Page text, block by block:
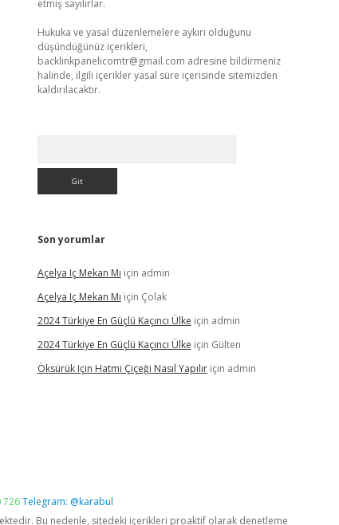
etmiş sayılırlar.
Hukuka ve yasal düzenlemelere aykırı olduğunu
düşündüğünüz içerikleri,
backlinkpanelicomtr@gmail.com adresine bildirmeniz
halinde, ilgili içerikler yasal süre içerisinde sitemizden
kaldırılacaktır.
Son yorumlar
Açelya Iç Mekan Mı için admin
Açelya Iç Mekan Mı için Çolak
2024 Türkiye En Güçlü Kaçıncı Ülke için admin
2024 Türkiye En Güçlü Kaçıncı Ülke için Gülten
Öksürük Için Hatmi Çiçeği Nasıl Yapılıriçin admin
726Telegram: @karabul
Bu nedenle, sitedeki içerikleri proaktif olarak denetleme